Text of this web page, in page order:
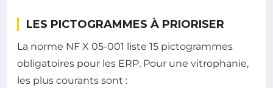
LES PICTOGRAMMES À PRIORISER
La norme NF X 05-001 liste 15 pictogrammes
obligatoires pour les ERP. Pour une vitrophanie,
les plus courants sont :